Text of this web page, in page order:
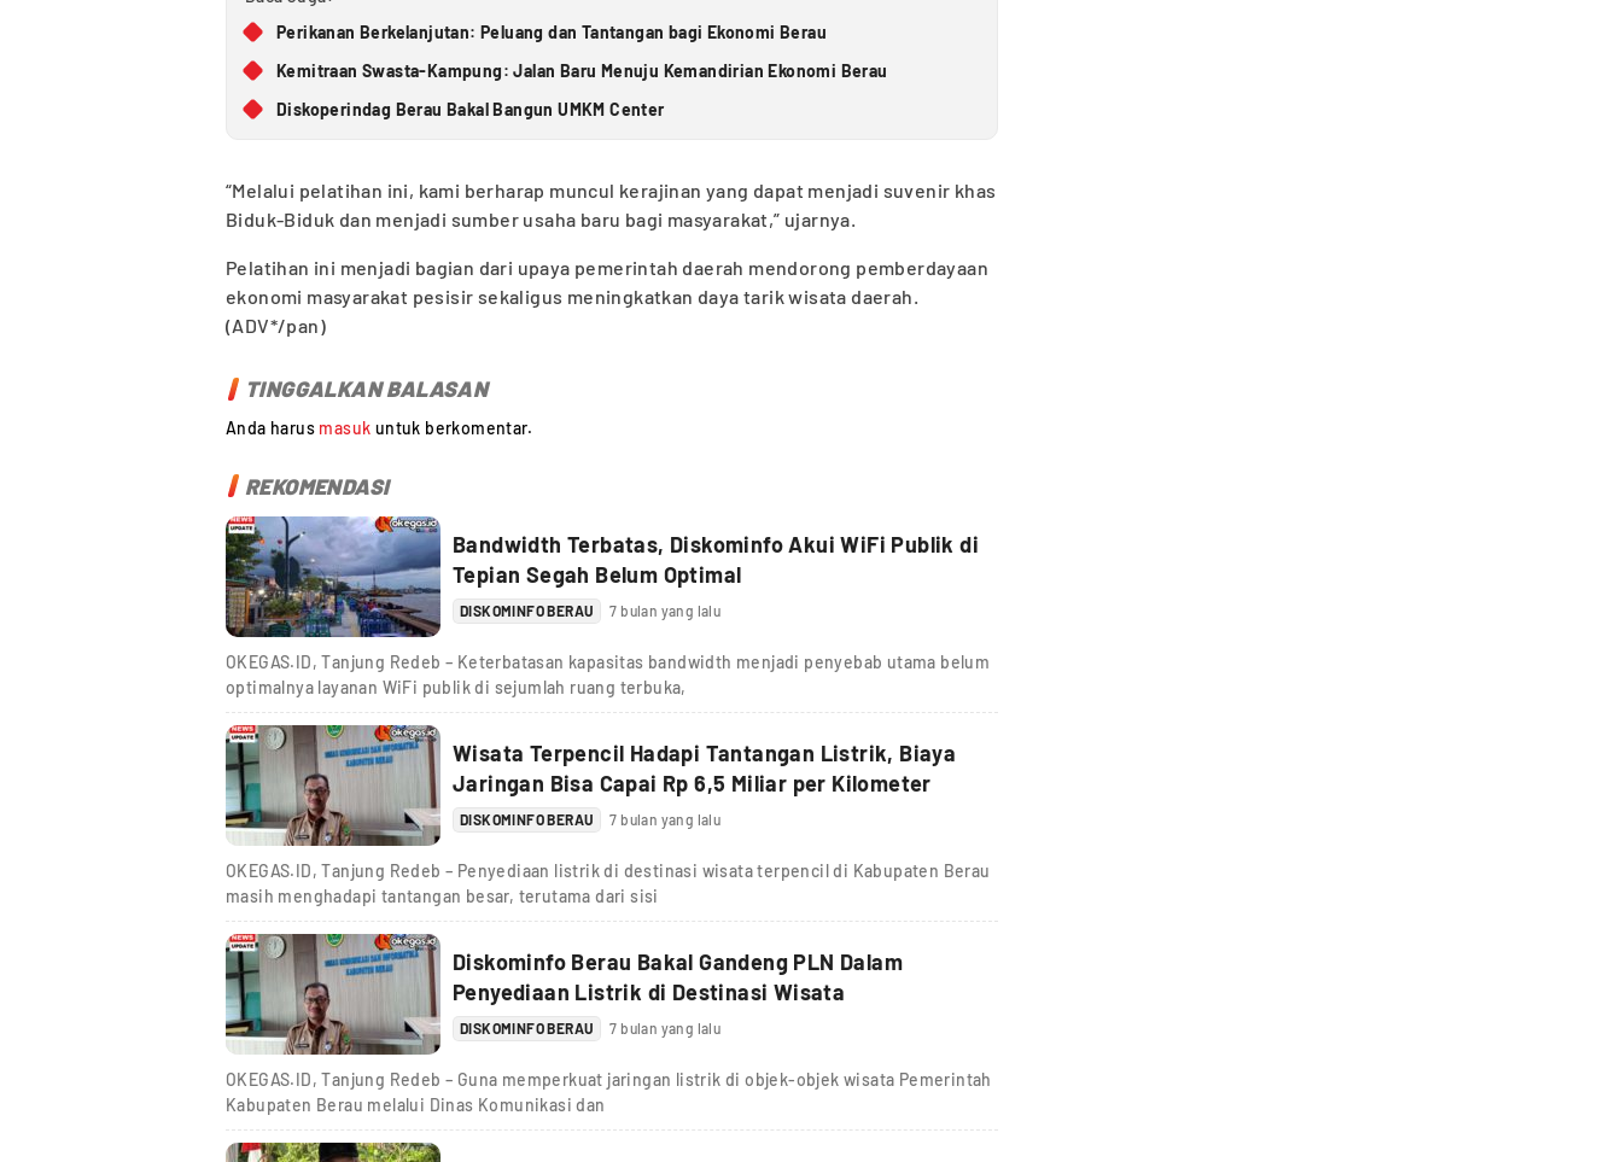
Perikanan Berkelanjutan: Peluang dan Tantangan bagi Ekonomi Berau
Kemitraan Swasta-Kampung: Jalan Baru Menuju Kemandirian Ekonomi Berau
Diskoperindag Berau Bakal Bangun UMKM Center
“Melalui pelatihan ini, kami berharap muncul kerajinan yang dapat menjadi suvenir khas
Biduk-Biduk dan menjadi sumber usaha baru bagi masyarakat,” ujarnya.
Pelatihan ini menjadi bagian dari upaya pemerintah daerah mendorong pemberdayaan
ekonomi masyarakat pesisir sekaligus meningkatkan daya tarik wisata daerah.
(ADV*/pan)
TINGGALKAN BALASAN
Anda harus masuk untuk berkomentar.
REKOMENDASI
Bandwidth Terbatas, Diskominfo Akui WiFi Publik di
Tepian Segah Belum Optimal
DISKOMINFO BERAU 7 bulan yang lalu
OKEGAS.ID, Tanjung Redeb – Keterbatasan kapasitas bandwidth menjadi penyebab utama belum
optimalnya layanan WiFi publik di sejumlah ruang terbuka,
Wisata Terpencil Hadapi Tantangan Listrik, Biaya
Jaringan Bisa Capai Rp 6,5 Miliar per Kilometer
DISKOMINFO BERAU 7 bulan yang lalu
OKEGAS.ID, Tanjung Redeb – Penyediaan listrik di destinasi wisata terpencil di Kabupaten Berau
masih menghadapi tantangan besar, terutama dari sisi
Diskominfo Berau Bakal Gandeng PLN Dalam
Penyediaan Listrik di Destinasi Wisata
DISKOMINFO BERAU 7 bulan yang lalu
OKEGAS.ID, Tanjung Redeb – Guna memperkuat jaringan listrik di objek-objek wisata Pemerintah
Kabupaten Berau melalui Dinas Komunikasi dan